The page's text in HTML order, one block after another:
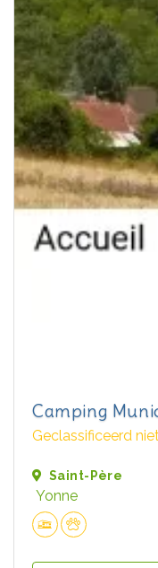
Camping
Geclassificeerd
Saint-Père
Yonne